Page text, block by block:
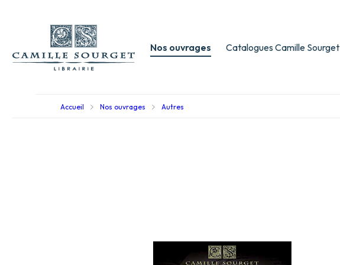
Nos ouvrages Catalogues Camille Sourget
Accueil Nos ouvrages Autres